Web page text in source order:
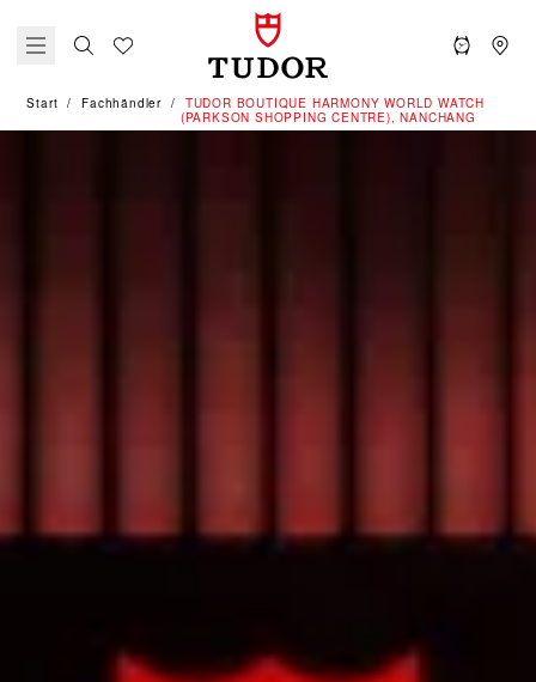
Start Fachhändler
‭TUDOR BOUTIQUE HARMONY WORLD WATCH
(PARKSON SHOPPING CENTRE), NANCHANG‬